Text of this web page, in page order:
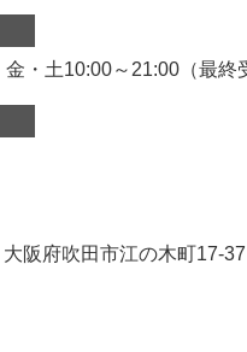
金・土10:00～21:00（最
大阪府吹田市江の木町